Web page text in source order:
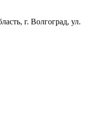
г. Волгоград, ул.